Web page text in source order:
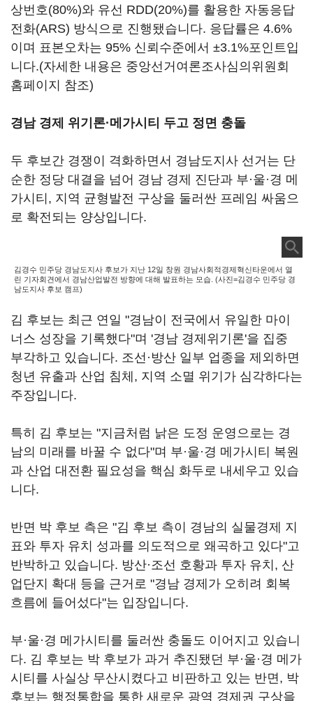
상번호(80%)와 유선 RDD(20%)를 활용한 자동응답
전화(ARS) 방식으로 진행됐습니다. 응답률은 4.6%
이며 표본오차는 95% 신뢰수준에서 ±3.1%포인트입
니다.(자세한 내용은 중앙선거여론조사심의위원회
홈페이지 참조)
경남 경제 위기론·메가시티 두고 정면 충돌
두 후보간 경쟁이 격화하면서 경남도지사 선거는 단
순한 정당 대결을 넘어 경남 경제 진단과 부·울·경 메
가시티, 지역 균형발전 구상을 둘러싼 프레임 싸움으
로 확전되는 양상입니다.
김경수 민주당 경남도지사 후보가 지난 12일 창원 경남사회적경제혁신타운에서 열
린 기자회견에서 경남산업발전 방향에 대해 발표하는 모습. (사진=김경수 민주당 경
남도지사 후보 캠프)
김 후보는 최근 연일 "경남이 전국에서 유일한 마이
너스 성장을 기록했다"며 '경남 경제위기론'을 집중
부각하고 있습니다. 조선·방산 일부 업종을 제외하면
청년 유출과 산업 침체, 지역 소멸 위기가 심각하다는
주장입니다.
특히 김 후보는 "지금처럼 낡은 도정 운영으로는 경
남의 미래를 바꿀 수 없다"며 부·울·경 메가시티 복원
과 산업 대전환 필요성을 핵심 화두로 내세우고 있습
니다.
반면 박 후보 측은 "김 후보 측이 경남의 실물경제 지
표와 투자 유치 성과를 의도적으로 왜곡하고 있다"고
반박하고 있습니다. 방산·조선 호황과 투자 유치, 산
업단지 확대 등을 근거로 "경남 경제가 오히려 회복
흐름에 들어섰다"는 입장입니다.
부·울·경 메가시티를 둘러싼 충돌도 이어지고 있습니
다. 김 후보는 박 후보가 과거 추진됐던 부·울·경 메가
시티를 사실상 무산시켰다고 비판하고 있는 반면, 박
후보는 행정통합을 통한 새로운 광역 경제권 구상을